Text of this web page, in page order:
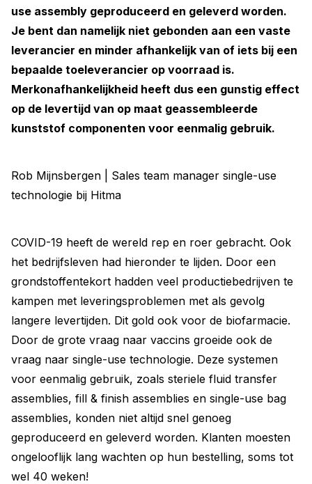
use assembly ­geproduceerd en geleverd worden.
Je bent dan namelijk niet gebonden aan een vaste
leverancier en minder ­afhankelijk van of iets bij een
bepaalde toeleverancier op voorraad is.
Merkonafhankelijkheid heeft dus een gunstig effect
op de levertijd van op maat geassembleerde
kunststof componenten voor eenmalig gebruik.
Rob Mijnsbergen | Sales team manager single-use
technologie bij Hitma
COVID-19 heeft de wereld rep en roer gebracht. Ook
het bedrijfsleven had hieronder te lijden. Door een
grondstoffentekort hadden veel productie­bedrijven te
kampen met leveringsproblemen met als gevolg
langere levertijden. Dit gold ook voor de biofarmacie.
Door de grote vraag naar vaccins groeide ook de
vraag naar single-use technologie. Deze systemen
voor eenmalig gebruik, zoals steriele fluid transfer
assemblies, fill & finish assemblies en single-use bag
assemblies, konden niet altijd snel genoeg
geproduceerd en geleverd worden. Klanten moesten
ongelooflijk lang wachten op hun ­bestelling, soms tot
wel 40 weken!